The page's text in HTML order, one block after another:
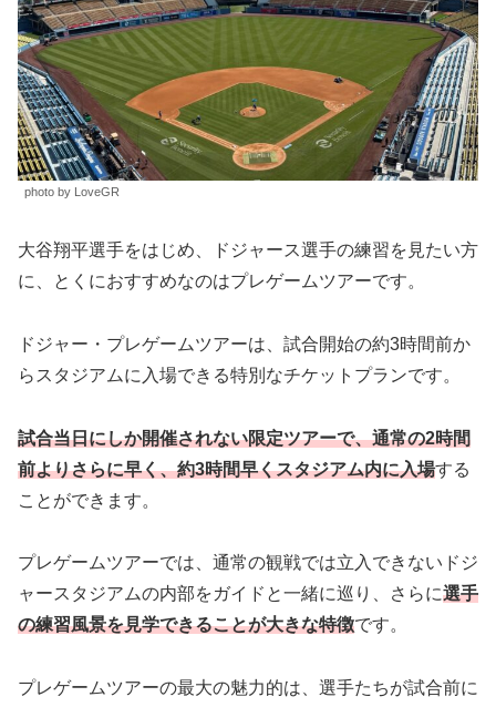
photo by LoveGR
大谷翔平選手をはじめ、ドジャース選手の練習を見たい方
に、とくにおすすめなのはプレゲームツアーです。
ドジャー・プレゲームツアーは、試合開始の約3時間前か
らスタジアムに入場できる特別なチケットプランです。
試合当日にしか開催されない限定ツアーで、通常の2時間
前よりさらに早く、約3時間早くスタジアム内に入場する
ことができます。
プレゲームツアーでは、通常の観戦では立入できないドジ
ャースタジアムの内部をガイドと一緒に巡り、さらに選手
の練習風景を見学できることが大きな特徴です。
プレゲームツアーの最大の魅力的は、選手たちが試合前に